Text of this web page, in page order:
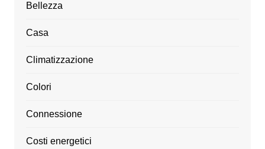
Bellezza
Casa
Climatizzazione
Colori
Connessione
Costi energetici